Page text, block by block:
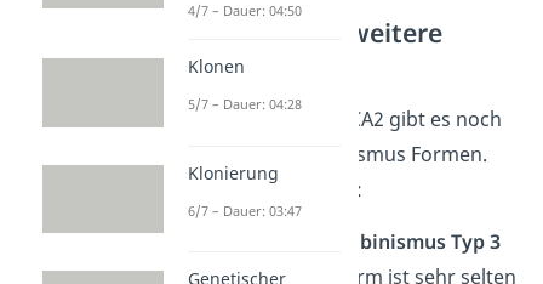
Albinismus — weitere
Typen
Neben OCA1 und OCA2 gibt es noch
weitere Albinismus Formen.
Beispiele
sind:
Okulokutaner Albinismus Typ 3
(OCA3):Diese Form ist sehr selten
4/7 – Dauer: 04:50
Klonen
5/7 – Dauer: 04:28
Klonierung
6/7 – Dauer: 03:47
Genetischer